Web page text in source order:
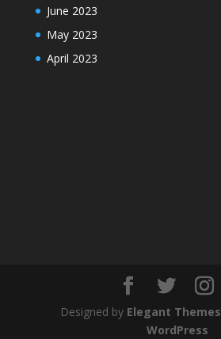
June 2023
May 2023
April 2023
Designed by Elegant Themes
WordPress